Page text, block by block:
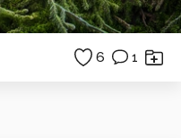
6 1